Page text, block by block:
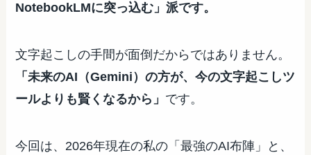
NotebookLMに突っ込む」派です。
文字起こしの手間が面倒だからではありません。
「未来のAI（Gemini）の方が、今の文字起こしツ
ールよりも賢くなるから」 です。
今回は、2026年現在の私の「最強のAI布陣」と、